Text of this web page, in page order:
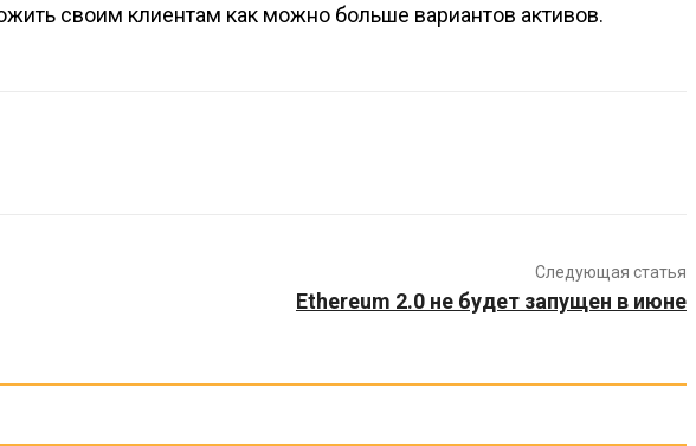
своим клиентам как можно больше вариантов активов.
Следующая статья
Ethereum 2.0 не будет запущен в июне